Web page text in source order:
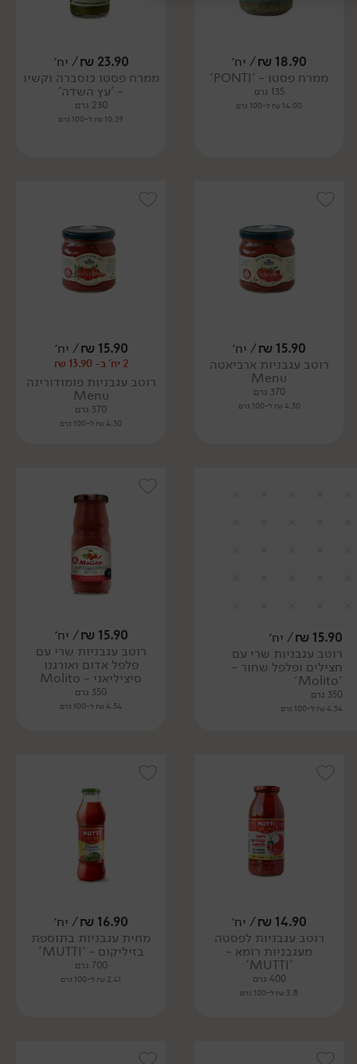
18.90
₪/ יח׳
ממרח פסטו - 'PONTI'
135 גרם
14.00 ₪ ל-100 גרם
23.90
₪/ יח׳
ממרח פסטו כוסברה וקשיו
- 'עץ השדה'
230 גרם
10.39 ₪ ל-100 גרם
15.90
₪/ יח׳
רוטב עגבניות ארביאטה
Menu
370 גרם
4.30 ₪ ל-100 גרם
15.90
₪/ יח׳
2 יח' ב- 13.90 ₪
רוטב עגבניות פומודורינה
Menu
370 גרם
4.30 ₪ ל-100 גרם
15.90
₪/ יח׳
רוטב עגבניות שרי עם
חצילים ופלפל שחור -
'Molito'
350 גרם
4.54 ₪ ל-100 גרם
15.90
₪/ יח׳
רוטב עגבניות שרי עם
פלפל אדום ואורגנו
סיציליאני - Molito
350 גרם
4.54 ₪ ל-100 גרם
14.90
₪/ יח׳
רוטב עגבניות לפסטה
מעגבניות רומא -
'MUTTI'
400 גרם
3.73 ₪ ל-100 גרם
16.90
₪/ יח׳
מחית עגבניות בתוספת
בזיליקום - 'MUTTI'
700 גרם
2.41 ₪ ל-100 גרם